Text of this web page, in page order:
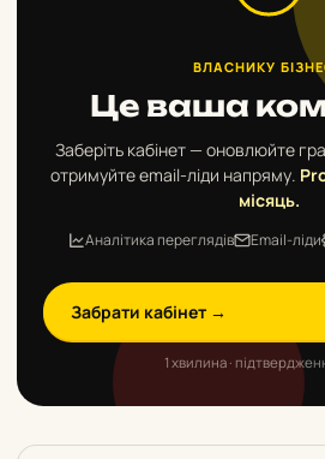
ВЛАСНИКУ
Це ваша
Заберіть кабінет — оновлюйте
отримуйте email-ліди напряму.
місяць.
Аналітика переглядів Email-ліди
Забрати кабінет →
1 хвилина ·